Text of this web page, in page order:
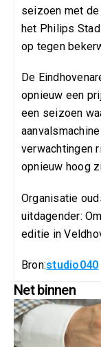
seizoen met
het Philips
op tegen
De
opnieuw een
een seizoen
verwachtingen
opnieuw hoog
Organisatie
uitdagender:
editie in
Bron:studio040
Net binnen